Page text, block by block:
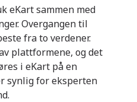
eKart sammen med
Overgangen til
fra to verdener.
plattformene, og det
i eKart på en
synlig for eksperten